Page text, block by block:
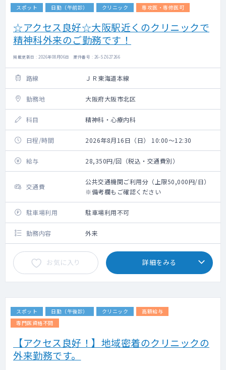
スポット 日勤（午前診） クリニック 専攻医・専修医可
☆アクセス良好☆大阪駅近くのクリニックで
精神科外来のご勤務です！
掲載更新日 : 2026年08月06日 案件番号 : 26-SZ627266
路線 ＪＲ東海道本線
勤務地 大阪府大阪市北区
科目 精神科・心療内科
日程/時間 2026年8月16日（日） 10:00～12:30
給与 28,350円/回（税込・交通費別）
交通費
公共交通機関ご利用分（上限50,000円/日）
※備考欄もご確認ください
駐車場利用 駐車場利用不可
勤務内容 外来
お気に入り 詳細をみる
スポット 日勤（午後診） クリニック
高額給与
専門医資格不問
【アクセス良好！】地域密着のクリニックの
外来勤務です。